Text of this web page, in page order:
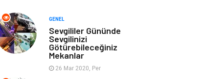
Ev İşleri
Gençlik & Eğlence Aksesuar
Spor
GENEL
Sevgililer Gününde
Sevgilinizi
Götürebileceğiniz
Mekanlar
26 Mar 2020, Per